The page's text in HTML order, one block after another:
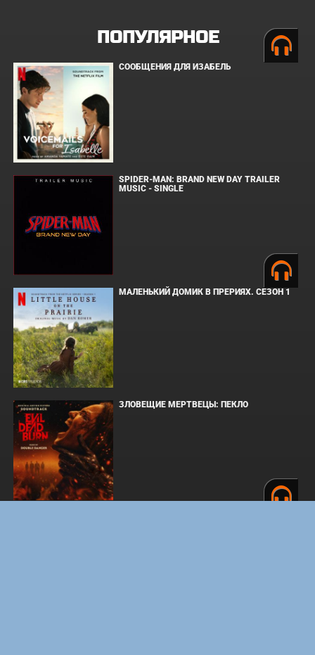
ПОПУЛЯРНОЕ
СООБЩЕНИЯ ДЛЯ ИЗАБЕЛЬ
SPIDER-MAN: BRAND NEW DAY TRAILER
MUSIC - SINGLE
МАЛЕНЬКИЙ ДОМИК В ПРЕРИЯХ. СЕЗОН 1
ЗЛОВЕЩИЕ МЕРТВЕЦЫ: ПЕКЛО